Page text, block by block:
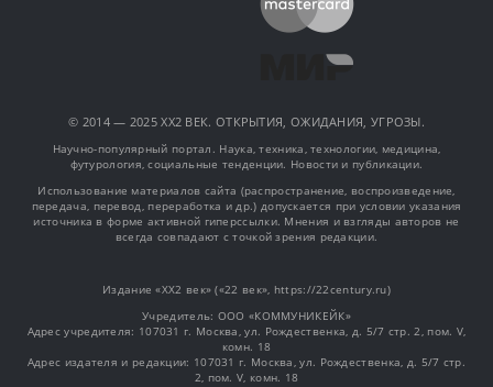
© 2014 — 2025 XX2 ВЕК. ОТКРЫТИЯ, ОЖИДАНИЯ, УГРОЗЫ.
Научно-популярный портал. Наука, техника, технологии, медицина,
футурология, социальные тенденции. Новости и публикации.
Использование материалов сайта (распространение, воспроизведение,
передача, перевод, переработка и др.) допускается при условии указания
источника в форме активной гиперссылки. Мнения и взгляды авторов не
всегда совпадают с точкой зрения редакции.
Издание «XX2 век» («22 век», https://22century.ru)
Учредитель: OOO «КОММУНИКЕЙК»
Адрес учредителя: 107031 г. Москва, ул. Рождественка, д. 5/7 стр. 2, пом. V,
комн. 18
Адрес издателя и редакции: 107031 г. Москва, ул. Рождественка, д. 5/7 стр.
2, пом. V, комн. 18